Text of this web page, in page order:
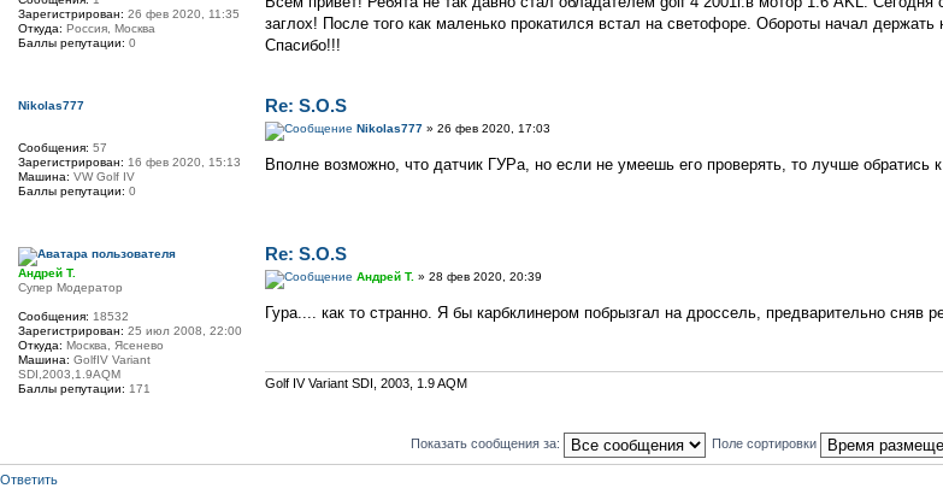
заглох! После того как маленько прокатился встал на светофоре. Обороты начал
Спасибо!!!
Зарегистрирован: 26 фев 2020, 11:35
Откуда: Россия, Москва
Баллы репутации: 0
Re: S.O.S
Nikolas777» 26 фев 2020, 17:03
Вполне возможно, что датчик ГУРа, но если не умеешь его проверять, то лучше обратись
Nikolas777
Сообщения: 57
Зарегистрирован: 16 фев 2020, 15:13
Машина: VW Golf IV
Баллы репутации: 0
Re: S.O.S
Андрей Т. » 28 фев 2020, 20:39
Гура.... как то странно. Я бы карбклинером побрызгал на дроссель, предварительно сняв
Golf IV Variant SDI, 2003, 1.9 AQM
Андрей Т.
Супер Модератор
Сообщения: 18532
Зарегистрирован: 25 июл 2008, 22:00
Откуда: Москва, Ясенево
Машина: GolfIV Variant
SDI,2003,1.9AQM
Баллы репутации: 171
Показать сообщения за: Поле сортировки
Ответить